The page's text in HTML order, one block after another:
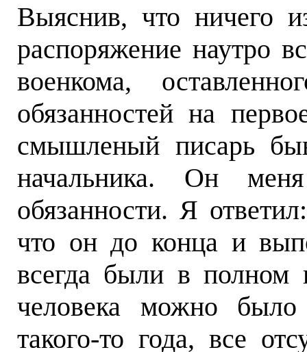
Выяснив, что ничего
распоряжение наутро
военкома,
обязанностей на
смышленый писарь
начальника. Он
обязанности. Я
что он до конца и
всегда были в полном
человека можно было
такого-то года, все